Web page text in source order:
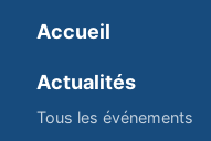
Accueil
Actualités
Tous les événements